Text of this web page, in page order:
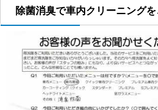
除菌消臭で車内クリーニング